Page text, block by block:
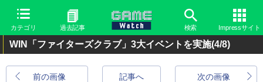
カテゴリ 過去記事 検索 Impressサイト
WIN「ファイターズクラブ」3大イベントを実施(4/8)
前の画像 次の画像
記事へ